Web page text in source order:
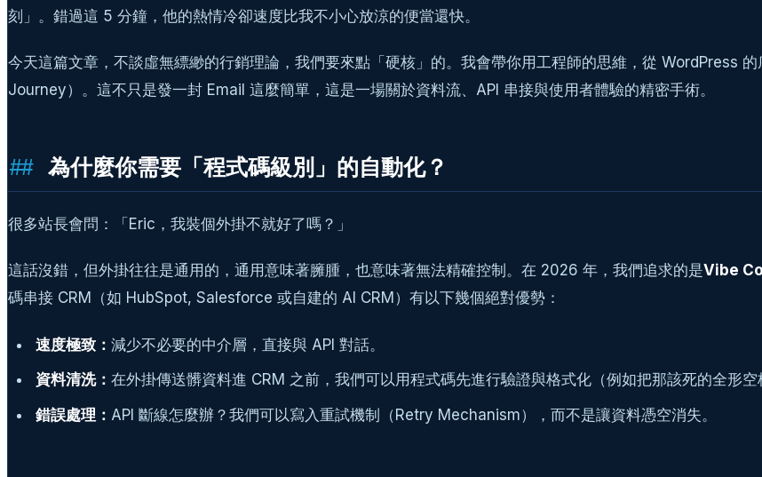
刻」。錯過這 5 分鐘，他的熱情冷卻速度比我不小心放涼的便當還快。
今天這篇文章，不談虛無縹緲的行銷理論，我們要來點「硬核」的。我會帶你用工程師的思維，從 WordPress
Journey）。這不只是發一封 Email 這麼簡單，這是一場關於資料流、API 串接與使用者體驗的精密手術。
為什麼你需要「程式碼級別」的自動化？
很多站長會問：「Eric，我裝個外掛不就好了嗎？」
這話沒錯，但外掛往往是通用的，通用意味著臃腫，也意味著無法精確控制。在 2026 年，我們追求的是Vibe
碼串接 CRM（如 HubSpot, Salesforce 或自建的 AI CRM）有以下幾個絕對優勢：
速度極致： 減少不必要的中介層，直接與 API 對話。
資料清洗： 在外掛傳送髒資料進 CRM 之前，我們可以用程式碼先進行驗證與格式化（例如把那該死的全形空
錯誤處理： API 斷線怎麼辦？我們可以寫入重試機制（Retry Mechanism），而不是讓資料憑空消失。